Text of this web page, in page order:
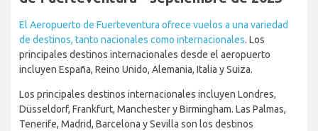
resiliencia a pesar de los desafíos planteados por la pandemia.
Estadísticas de vuelos en el
Aeropuerto de Fuerteventura -
septiembre de 2023
El Aeropuerto de Fuerteventura ofrece vuelos a una variedad